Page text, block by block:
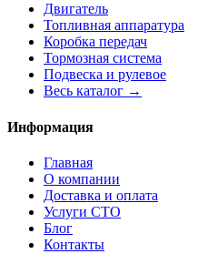
Двигатель
Топливная аппаратура
Коробка передач
Тормозная система
Подвеска и рулевое
Весь каталог →
Информация
Главная
О компании
Доставка и оплата
Услуги СТО
Блог
Контакты